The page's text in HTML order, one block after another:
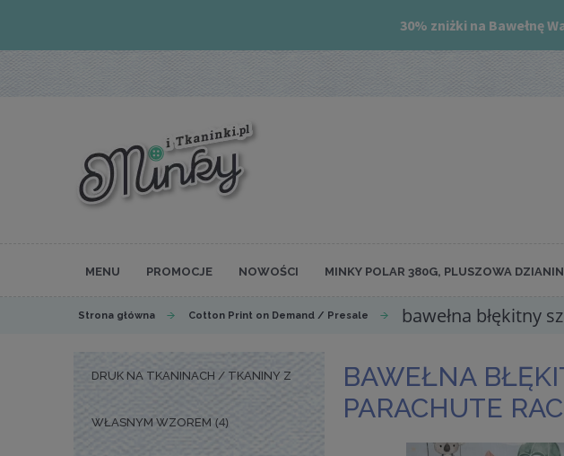
MENU PROMOCJE NOWOŚCI MINKY POLAR 380G, PLUSZOWA
Strona główna Cotton Print on Demand / Presale bawełna błękitny
DRUK NA TKANINACH / TKANINY Z
WŁASNYM WZOREM (4)
BAWEŁNA
PARACHUTE